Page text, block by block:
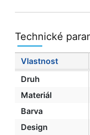
Technické
Vlastnost
Druh
Materiál
Barva
Design